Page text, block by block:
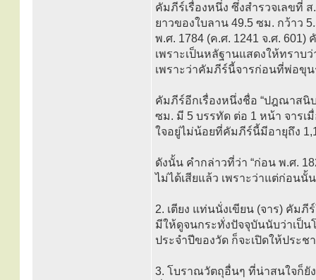
คัมภีร์เรื่องหนึ่ง ซึ่งสำรวจเลขที่
ยาวของใบลาน 49.5 ซม. กว้าว
พ.ศ. 1784 (ค.ศ. 1241 จ.ศ.
เพราะเป็นหลัฐานแสดงให้ทราบ
เพราะว่าคัมภีร์นี้จารก่อนที่พ่อขุ
คัมภีร์อีกเรื่องหนึ่งชื่อ “ปฎณาสนิบ
ซม. มี 5 บรรทัด ต่อ 1 หน้า จารเ
ใจอยู่ไม่น้อยที่คัมภีร์นี้มีอายุถึง
ดังนั้น คำกล่าวที่ว่า “ก่อน พ.ศ.
ไม่ได้เสียแล้ว เพราะว่าแต่ก่อนนั้
2. เตียง แท่นนั่งเขียน (จาร) คัม
มีให้ดูจนกระทั่งปัจจุบันนับว่าเป็
ประจำปีของวัด ก็จะเปิดให้ประ
3. โบราณวัตถุอื่นๆ ที่น่าสนใจก็ยั